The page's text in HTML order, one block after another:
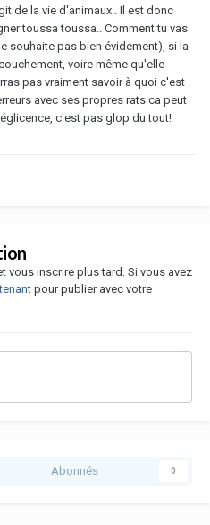
de la vie d'animaux.. Il est donc
toussa toussa.. Comment tu vas
souhaite pas bien évidement), si la
voire même qu'elle
pas vraiment savoir à quoi c'est
avec ses propres rats ca peut
c'est pas glop du tout!
vous inscrire plus tard. Si vous avez
pour publier avec votre
Abonnés 0